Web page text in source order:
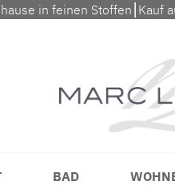
in feinen Stoffen⎮Kauf
BAD